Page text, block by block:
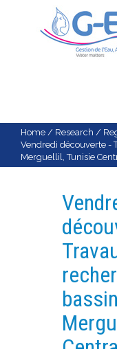
NEWS
EVENTS
CALENDAR OF
FLOW CHART
RESEARCH
EXPERIMENTAL
GEOGRAPHIC
Home / Research /
Vendredi découverte -
Merguellil, Tunisie